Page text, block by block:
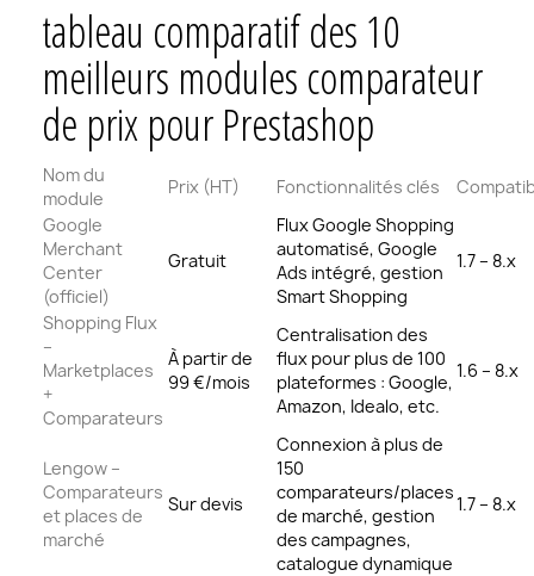
tableau comparatif des 10
meilleurs modules comparateur
de prix pour Prestashop
Nom du
module
Prix (HT) Fonctionnalités clés
Google
Merchant
Center
(officiel)
Gratuit
Flux Google Shopping
automatisé, Google
Ads intégré, gestion
Smart Shopping
1.7 – 8.x
Shopping Flux
–
Marketplaces
+
Comparateurs
À partir de
99 €/mois
Centralisation des
flux pour plus de 100
plateformes : Google,
Amazon, Idealo, etc.
1.6 – 8.x
Lengow –
Comparateurs
et places de
marché
Sur devis
Connexion à plus de
150
comparateurs/places
de marché, gestion
des campagnes,
catalogue dynamique
1.7 – 8.x